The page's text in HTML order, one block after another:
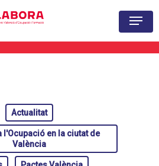
Actualitat
l'Ocupació en la ciutat de
València